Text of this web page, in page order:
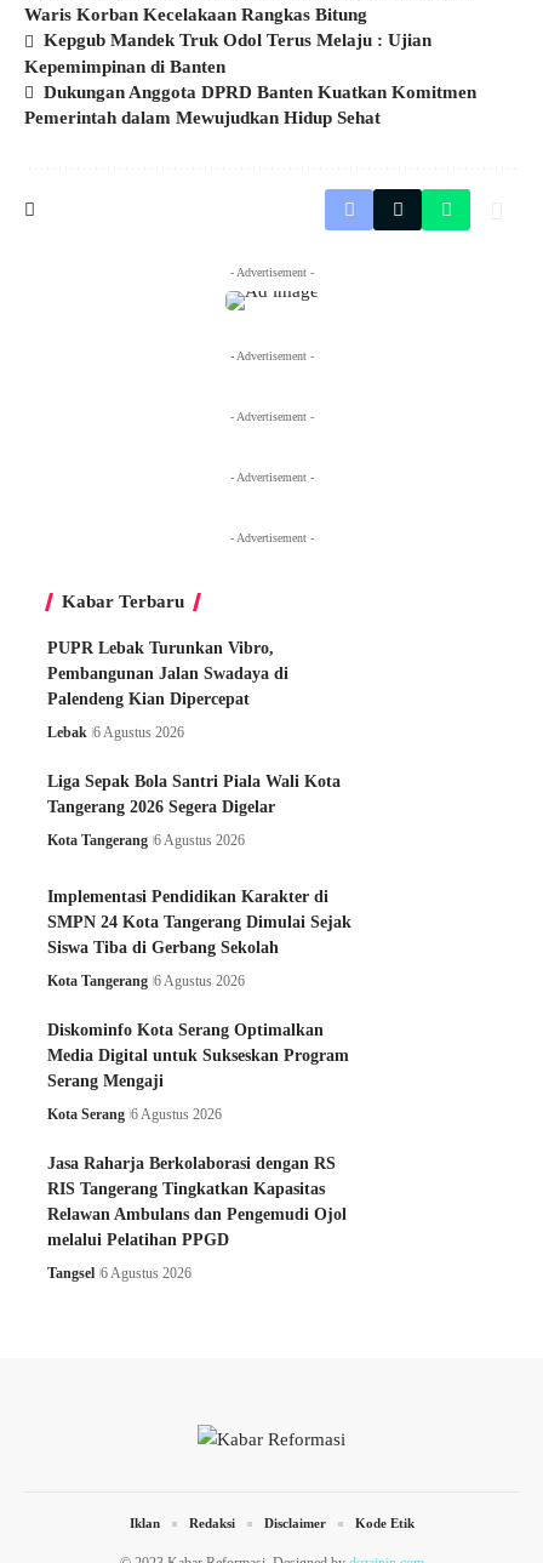
Waris Korban Kecelakaan Rangkas Bitung
Kepgub Mandek Truk Odol Terus Melaju : Ujian
Kepemimpinan di Banten
Dukungan Anggota DPRD Banten Kuatkan Komitmen
Pemerintah dalam Mewujudkan Hidup Sehat
- Advertisement -
- Advertisement -
- Advertisement -
- Advertisement -
- Advertisement -
Kabar Terbaru
PUPR Lebak Turunkan Vibro,
Pembangunan Jalan Swadaya di
Palendeng Kian Dipercepat
Lebak 6 Agustus 2026
Liga Sepak Bola Santri Piala Wali Kota
Tangerang 2026 Segera Digelar
Kota Tangerang 6 Agustus 2026
Implementasi Pendidikan Karakter di
SMPN 24 Kota Tangerang Dimulai Sejak
Siswa Tiba di Gerbang Sekolah
Kota Tangerang 6 Agustus 2026
Diskominfo Kota Serang Optimalkan
Media Digital untuk Sukseskan Program
Serang Mengaji
Kota Serang 6 Agustus 2026
Jasa Raharja Berkolaborasi dengan RS
RIS Tangerang Tingkatkan Kapasitas
Relawan Ambulans dan Pengemudi Ojol
melalui Pelatihan PPGD
Tangsel 6 Agustus 2026
Iklan Redaksi Disclaimer Kode Etik